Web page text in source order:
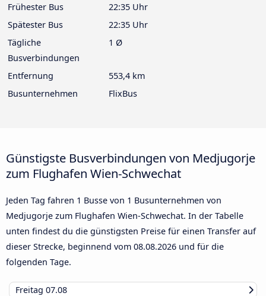
Frühester Bus
22:35 Uhr
Spätester Bus
22:35 Uhr
Tägliche
Busverbindungen
1 Ø
Entfernung
553,4 km
Busunternehmen
FlixBus
Günstigste Busverbindungen von Medjugorje
zum Flughafen Wien-Schwechat
Jeden Tag fahren 1 Busse von 1 Busunternehmen von
Medjugorje zum Flughafen Wien-Schwechat. In der Tabelle
unten findest du die günstigsten Preise für einen Transfer auf
dieser Strecke, beginnend vom 08.08.2026 und für die
folgenden Tage.
Freitag 07.08